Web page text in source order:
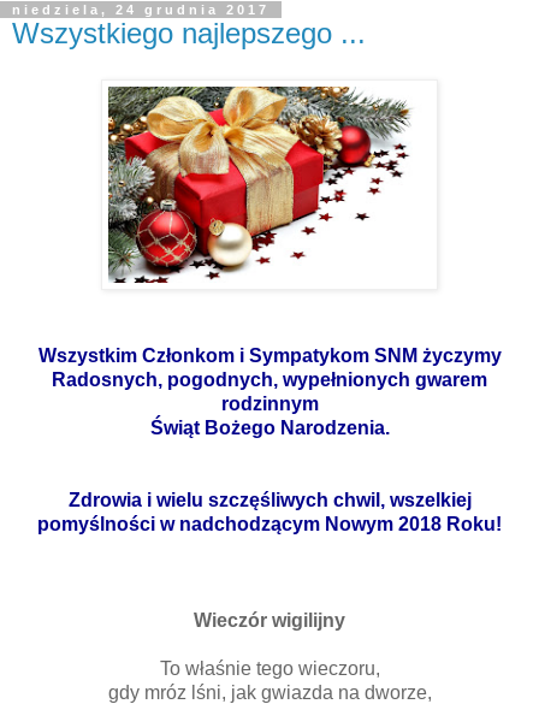
niedziela, 24 grudnia 2017
Wszystkiego najlepszego ...
Wszystkim Członkom i Sympatykom SNM życzymy
Radosnych, pogodnych, wypełnionych gwarem
rodzinnym
Świąt Bożego Narodzenia.
Zdrowia i wielu szczęśliwych chwil, wszelkiej
pomyślności w nadchodzącym Nowym 2018 Roku!
Wieczór wigilijny
To właśnie tego wieczoru,
gdy mróz lśni, jak gwiazda na dworze,